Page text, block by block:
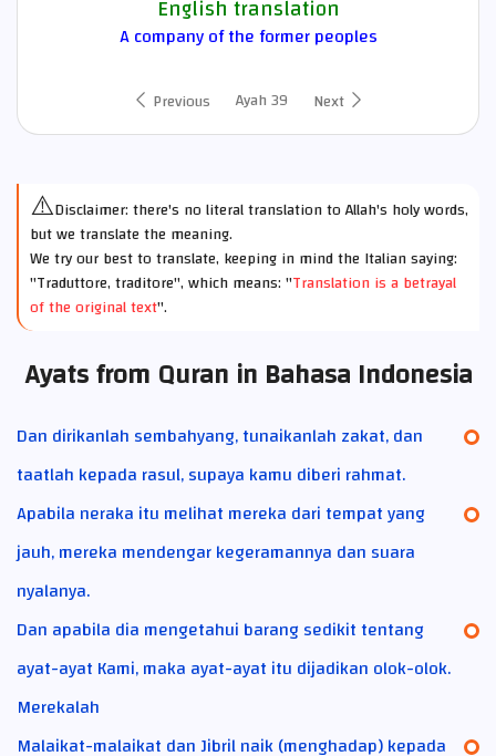
English translation
A company of the former peoples
Previous Ayah 39 Next
⚠️Disclaimer: there's no literal translation to Allah's holy words,
but we translate the meaning.
We try our best to translate, keeping in mind the Italian saying:
"Traduttore, traditore", which means: "Translation is a betrayal
of the original text".
Ayats from Quran in Bahasa Indonesia
Dan dirikanlah sembahyang, tunaikanlah zakat, dan
taatlah kepada rasul, supaya kamu diberi rahmat.
Apabila neraka itu melihat mereka dari tempat yang
jauh, mereka mendengar kegeramannya dan suara
nyalanya.
Dan apabila dia mengetahui barang sedikit tentang
ayat-ayat Kami, maka ayat-ayat itu dijadikan olok-olok.
Merekalah
Malaikat-malaikat dan Jibril naik (menghadap) kepada